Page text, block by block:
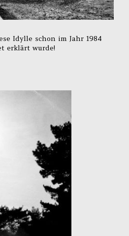
Idylle schon im Jahr 1984
erklärt wurde!